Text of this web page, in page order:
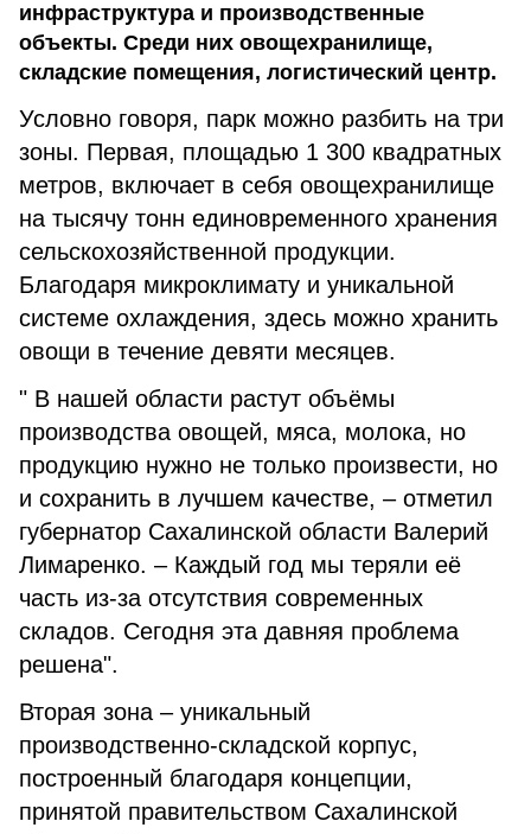
инфраструктура и производственные
объекты. Среди них овощехранилище,
складские помещения, логистический центр.
Условно говоря, парк можно разбить на три
зоны. Первая, площадью 1 300 квадратных
метров, включает в себя овощехранилище
на тысячу тонн единовременного хранения
сельскохозяйственной продукции.
Благодаря микроклимату и уникальной
системе охлаждения, здесь можно хранить
овощи в течение девяти месяцев.
" В нашей области растут объёмы
производства овощей, мяса, молока, но
продукцию нужно не только произвести, но
и сохранить в лучшем качестве, – отметил
губернатор Сахалинской области Валерий
Лимаренко. – Каждый год мы теряли её
часть из-за отсутствия современных
складов. Сегодня эта давняя проблема
решена".
Вторая зона – уникальный
производственно-складской корпус,
построенный благодаря концепции,
принятой правительством Сахалинской